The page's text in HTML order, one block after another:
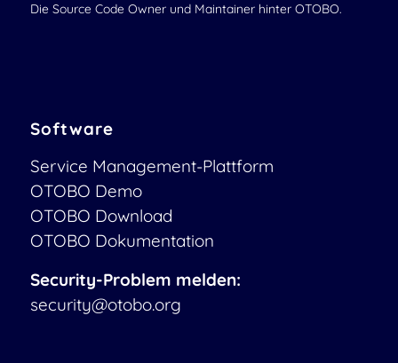
Die Source Code Owner und Maintainer hinter OTOBO.
Software
Service Management-Plattform
OTOBO Demo
OTOBO Download
OTOBO Dokumentation
Security-Problem melden:
security@otobo.org